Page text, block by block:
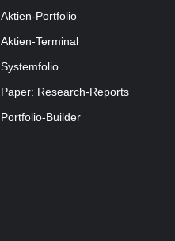
Aktien-Portfolio
Aktien-Terminal
Systemfolio
Paper: Research-Reports
Portfolio-Builder